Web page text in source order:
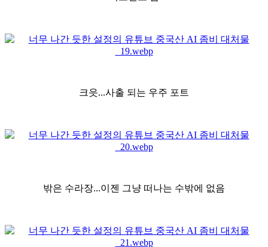
크읏...사출 되는 우주 포트
밖은 수라장...이젠 그냥 떠나는 수밖에 없음